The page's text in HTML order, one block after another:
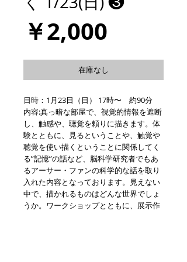
￥2,000
格
在庫なし
日時：1月23日（日） 17時〜 約90分
内容:真っ暗な部屋で、視覚的情報を遮断
し、触感や、聴覚を頼りに描きます。体
験とともに、見るということや、触覚や
聴覚を使い描くということに関係してく
る”記憶”の話など、脳科学研究者でもあ
るアーサー・ファンの科学的な話を取り
入れた内容となっております。見えない
中で、描かれるものはどんな世界でしょ
うか。ワークショップとともに、展示作